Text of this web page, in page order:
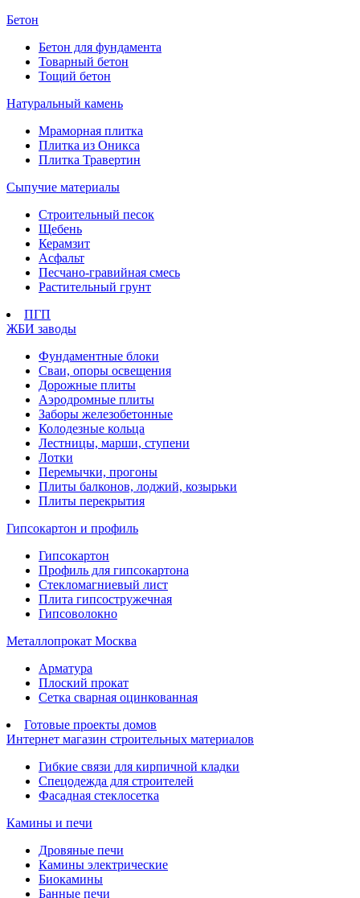
Бетон
Бетон для фундамента
Товарный бетон
Тощий бетон
Натуральный камень
Мраморная плитка
Плитка из Оникса
Плитка Травертин
Сыпучие материалы
Строительный песок
Щебень
Керамзит
Асфальт
Песчано-гравийная смесь
Растительный грунт
ПГП
ЖБИ заводы
Фундаментные блоки
Сваи, опоры освещения
Дорожные плиты
Аэродромные плиты
Заборы железобетонные
Колодезные кольца
Лестницы, марши, ступени
Лотки
Перемычки, прогоны
Плиты балконов, лоджий, козырьки
Плиты перекрытия
Гипсокартон и профиль
Гипсокартон
Профиль для гипсокартона
Стекломагниевый лист
Плита гипсостружечная
Гипсоволокно
Металлопрокат Москва
Арматура
Плоский прокат
Сетка сварная оцинкованная
Готовые проекты домов
Интернет магазин строительных материалов
Гибкие связи для кирпичной кладки
Спецодежда для строителей
Фасадная стеклосетка
Камины и печи
Дровяные печи
Камины электрические
Биокамины
Банные печи